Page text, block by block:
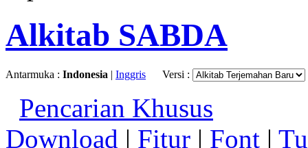
Alkitab SABDA
Antarmuka : Indonesia | Inggris Versi :
Pencarian Khusus
Download | Fitur | Font |